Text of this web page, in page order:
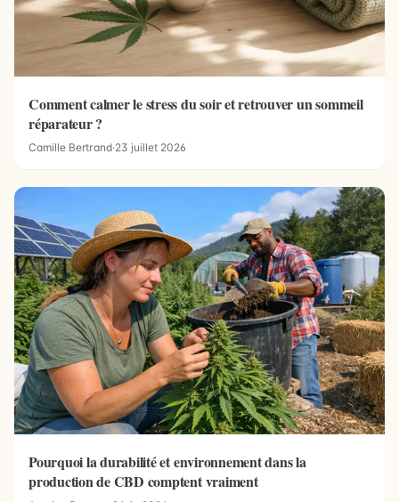
Comment calmer le stress du soir et retrouver un sommeil
réparateur ?
Camille Bertrand·23 juillet 2026
Pourquoi la durabilité et environnement dans la
production de CBD comptent vraiment